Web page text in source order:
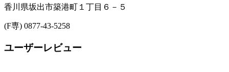
香川県坂出市築港町１丁目６－５
(F専) 0877-43-5258
ユーザーレビュー